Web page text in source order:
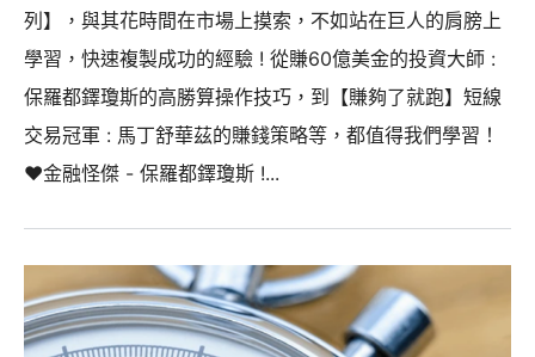
列】，與其花時間在市場上摸索，不如站在巨人的肩膀上
學習，快速複製成功的經驗 ! 從賺60億美金的投資大師 :
保羅都鐸瓊斯的高勝算操作技巧，到【賺夠了就跑】短線
交易冠軍 : 馬丁舒華茲的賺錢策略等，都值得我們學習！
❤️金融怪傑 - 保羅都鐸瓊斯 !...